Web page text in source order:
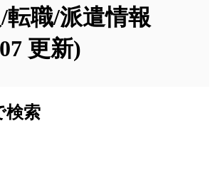
転職/派遣情報
更新)
検索